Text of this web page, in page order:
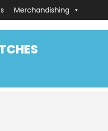
Merchandishing